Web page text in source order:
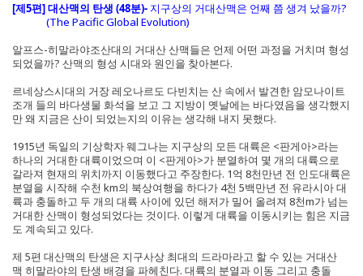
[제5편] 대산맥의 탄생 (48분)- 지구상의 거대산맥은 언째 쯤 생겨 났을까?
(The Pacific Global Evolution)
알프스-히말라야조산대의 거대산 산맥들은 언제 어떤 과정을 거치며 형성
되었을까? 산맥의 형성 시대와 원인을 찾아본다.
르네상스시대의 거장 레오나르도 다빈치는 산 속에서 발견한 암모나이트
조개 들의 바다생물 화석을 보고 그 지방이 옛날에는 바다였음을 생각했지
만 왜 지금은 산이 되었는지의 이유는 생각해 내지 못했다.
1915년 독일의 기상학자 웨그나는 지구상의 모든 대륙은 <판게아>라는
하나의 거대한 대륙이었으며 이 <판게아>가 분열하여 몇 개의 대륙으로
갈라져 현재의 위치까지 이동했다고 주장한다. 1억 8천만년 전 인도대륙은
분열을 시작해 수천 km의 북상여행을 하다가 4천 5백만년 전 유라시아 대
륙과 충돌하고 두 개의 대륙 사이에 있던 해저가 밀어 올려져 8천m가 넘는
거대한 산맥이 형성되었다는 것이다. 이렇게 대륙을 이동시키는 힘은 지금
도 계속되고 있다.
제 5편 대산맥의 탄생은 지구사상 최대의 드라마라고 할 수 있는 거대산
맥 히말라야의 탄생 배경을 파헤친다. 대륙의 분열과 이동 그리고 충돌